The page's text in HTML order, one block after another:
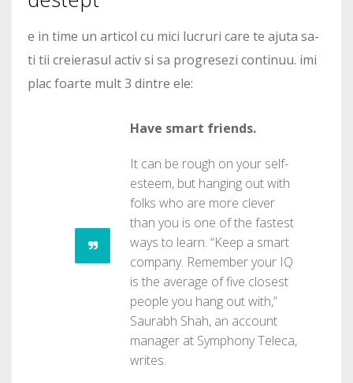
e in time un articol cu mici lucruri care te ajuta sa-
ti tii creierasul activ si sa progresezi continuu. imi
plac foarte mult 3 dintre ele:
Have smart friends.
It can be rough on your self-
esteem, but hanging out with
folks who are more clever
than you is one of the fastest
ways to learn. “Keep a smart
company. Remember your IQ
is the average of five closest
people you hang out with,”
Saurabh Shah, an account
manager at Symphony Teleca,
writes.